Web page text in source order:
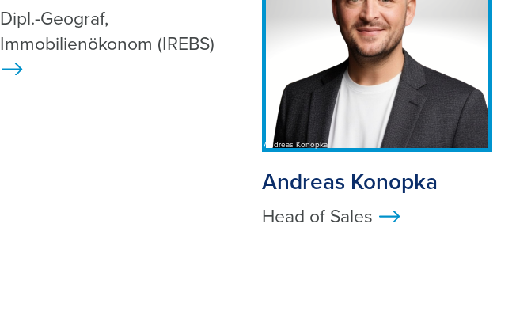
Dipl.-Geograf,
Immobilienökonom (IREBS)
Andreas Konopka
Andreas Konopka
Head of Sales